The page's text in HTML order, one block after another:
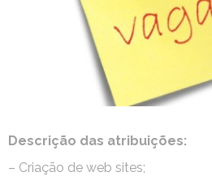
Descrição das atribuições:
– Criação de web sites;